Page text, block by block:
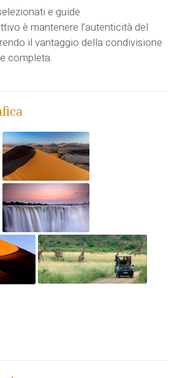
e guide
è mantenere l’autenticità del
il vantaggio della condivisione
completa.